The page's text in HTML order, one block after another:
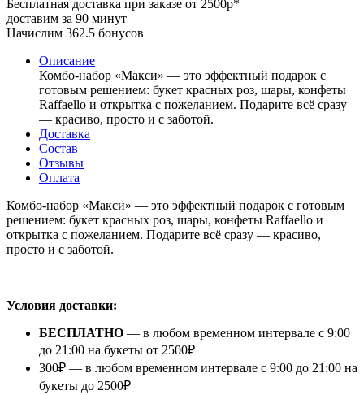
Бесплатная доставка при заказе от 2500р*
доставим за 90 минут
Начислим 362.5 бонусов
Описание
Комбо-набор «Макси» — это эффектный подарок с
готовым решением: букет красных роз, шары, конфеты
Raffaello и открытка с пожеланием. Подарите всё сразу
— красиво, просто и с заботой.
Доставка
Состав
Отзывы
Оплата
Комбо-набор «Макси» — это эффектный подарок с готовым
решением: букет красных роз, шары, конфеты Raffaello и
открытка с пожеланием. Подарите всё сразу — красиво,
просто и с заботой.
Условия доставки:
БЕСПЛАТНО — в любом временном интервале с 9:00
до 21:00 на букеты от 2500₽
300₽ — в любом временном интервале с 9:00 до 21:00 на
букеты до 2500₽